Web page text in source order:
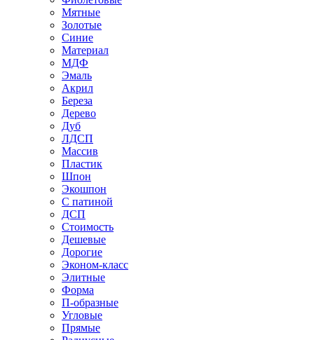
Мятные
Золотые
Синие
Материал
МДФ
Эмаль
Акрил
Береза
Дерево
Дуб
ЛДСП
Массив
Пластик
Шпон
Экошпон
С патиной
ДСП
Стоимость
Дешевые
Дорогие
Эконом-класс
Элитные
Форма
П-образные
Угловые
Прямые